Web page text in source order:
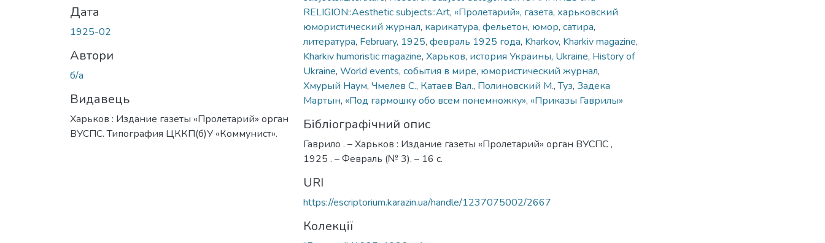
Дата
1925-02
Автори
б/а
Видавець
Харьков : Издание газеты «Пролетарий» орган
ВУСПС. Типография ЦККП(б)У «Коммунист».
RELIGION::Aesthetic subjects::Art, «Пролетарий», газета, харьковский
юмористический журнал, карикатура, фельетон, юмор, сатира,
литература, February, 1925, февраль 1925 года, Kharkov, Kharkiv magazine,
Kharkiv humoristic magazine, Харьков, история Украины, Ukraine, History of
Ukraine, World events, события в мире, юмористический журнал,
Хмурый Наум, Чмелев С., Катаев Вал., Полиновский М.,Туз, Задека
Мартын, «Под гармошку обо всем понемножку», «Приказы Гаврилы»
Бібліографічний опис
Гаврило . – Харьков : Издание газеты «Пролетарий» орган ВУСПС ,
1925 . – Февраль (№ 3). – 16 с.
URI
https://escriptorium.karazin.ua/handle/1237075002/2667
Колекції